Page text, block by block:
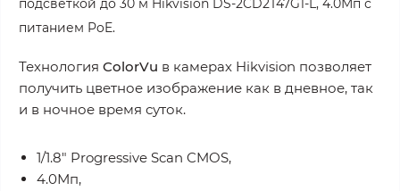
подсветкой до 30 м Hikvision DS-2CD2T47G1-L, 4.0Мп с
питанием PoE.
Технология ColorVu в камерах Hikvision позволяет
получить цветное изображение как в дневное, так
и в ночное время суток.
1/1.8" Progressive Scan CMOS,
4.0Мп,